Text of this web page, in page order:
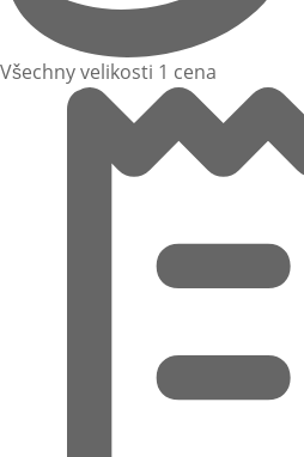
Všechny velikosti 1 cena